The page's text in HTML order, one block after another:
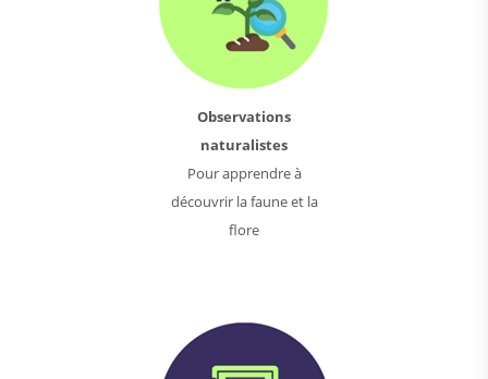
Observations
naturalistes
Pour apprendre à
découvrir la faune et la
flore